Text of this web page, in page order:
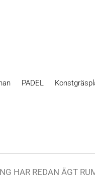
PADEL
HAR REDAN ÄGT